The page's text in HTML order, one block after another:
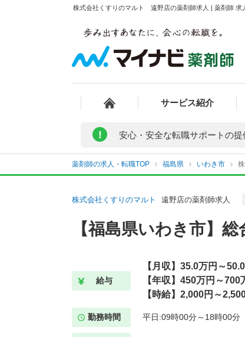
株式会社くすりのマルト 遠野店の薬剤師求人 | 薬剤師 求
サービス紹介
! 安心・安全な転職サポートの提
薬剤師の求人・転職TOP 福島県 いわき市
株式会社くすりのマルト 遠野店の薬剤師求人
【福島県いわき市】
給与
【月収】35.0万円～
【年収】450万円～700
【時給】2,000円～
勤務時間 平日:09時00分～18時00分